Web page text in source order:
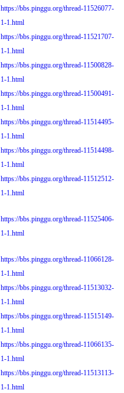
https://bbs.pinggu.org/thread-11526077-
1-1.html
https://bbs.pinggu.org/thread-11521707-
1-1.html
https://bbs.pinggu.org/thread-11500828-
1-1.html
https://bbs.pinggu.org/thread-11500491-
1-1.html
https://bbs.pinggu.org/thread-11514495-
1-1.html
https://bbs.pinggu.org/thread-11514498-
1-1.html
https://bbs.pinggu.org/thread-11512512-
1-1.html
https://bbs.pinggu.org/thread-11525406-
1-1.html
https://bbs.pinggu.org/thread-11066128-
1-1.html
https://bbs.pinggu.org/thread-11513032-
1-1.html
https://bbs.pinggu.org/thread-11515149-
1-1.html
https://bbs.pinggu.org/thread-11066135-
1-1.html
https://bbs.pinggu.org/thread-11513113-
1-1.html